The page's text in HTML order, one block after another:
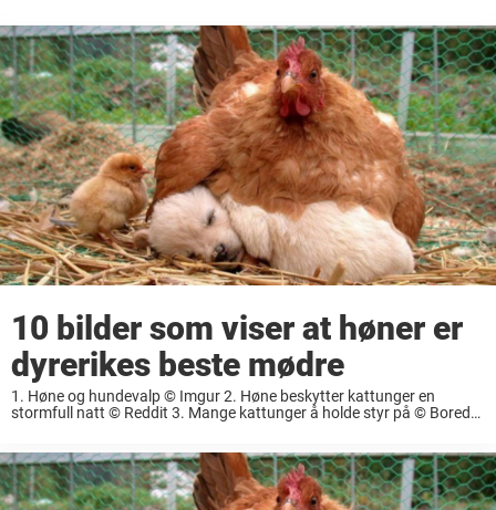
10 bilder som viser at høner er
dyrerikes beste mødre
1. Høne og hundevalp © Imgur 2. Høne beskytter kattunger en
stormfull natt © Reddit 3. Mange kattunger å holde styr på © Bored